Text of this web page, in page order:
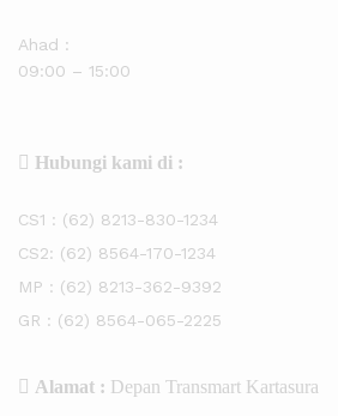
Ahad :
09:00 – 15:00
Hubungi kami di :
CS1 : (62) 8213-830-1234
CS2: (62) 8564-170-1234
MP : (62) 8213-362-9392
GR : (62) 8564-065-2225
Alamat : Depan Transmart Kartasura